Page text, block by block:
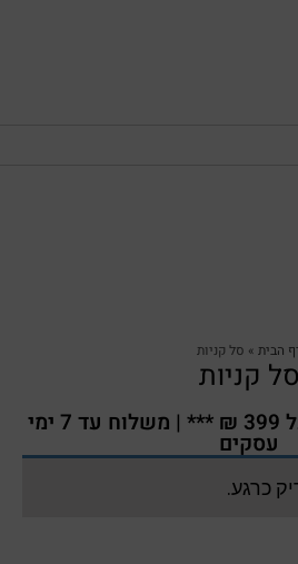
הבית » סל קניות
סל קניות
*** משלוח חינם מעל 399 ₪ *** | משלוח עד 7 ימי
עסקים
כרגע.